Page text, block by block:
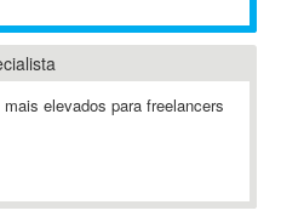
elevados para freelancers